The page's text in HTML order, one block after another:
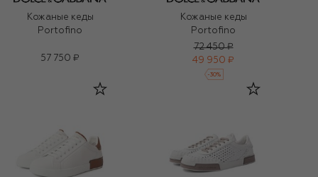
Кожаные кеды
Portofino
57 750 ₽
Кожаные кеды
Portofino
72 450 ₽
49 950 ₽
-30%